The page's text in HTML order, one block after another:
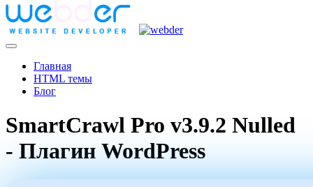
Главная
HTML темы
Блог
SmartCrawl Pro v3.9.2 Nulled
- Плагин WordPress